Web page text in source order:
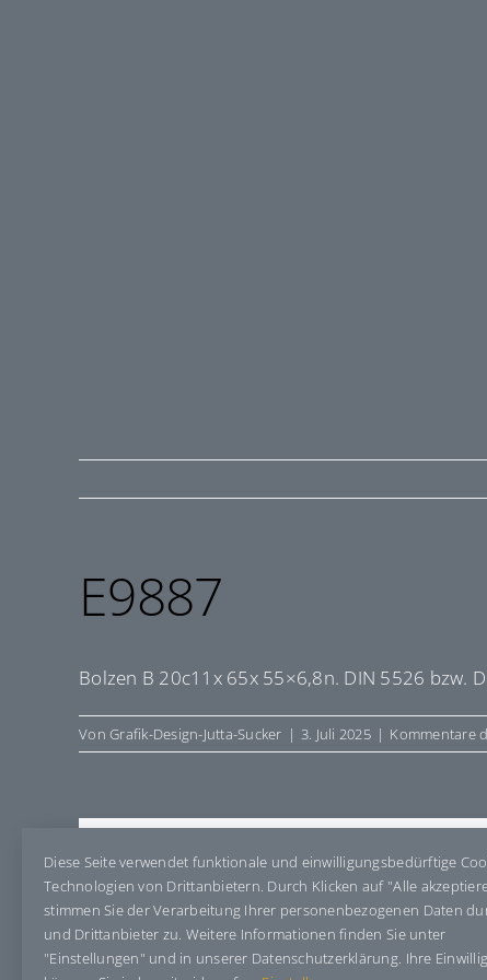
E9887
Bolzen B 20c11x 65x 55×6,8n. DIN 5526 bzw.
VonGrafik-Design-Jutta-Sucker | 3. Juli 2025 | Kommentare
Share This Story, Choose Your
Diese Seite verwendet funktionale und einwilligungsbedürftige
Technologien von Drittanbietern. Durch Klicken auf "Alle
stimmen Sie der Verarbeitung Ihrer personenbezogenen Daten
und Drittanbieter zu. Weitere Informationen finden Sie unter
"Einstellungen" und in unserer Datenschutzerklärung. Ihre